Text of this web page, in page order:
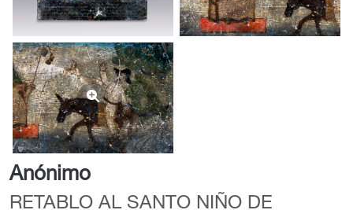
Anónimo
RETABLO AL SANTO NIÑO DE